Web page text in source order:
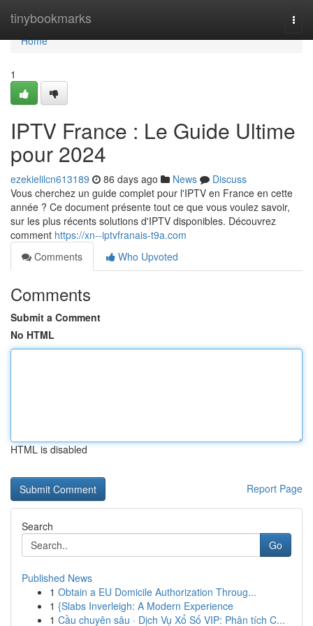
tinybookmarks
Home
Home
1
IPTV France : Le Guide Ultime
pour 2024
ezekielilcn613189 86 days ago News
Discuss
Vous cherchez un guide complet pour l'IPTV en France en cette
année ? Ce document présente tout ce que vous voulez savoir,
sur les plus récents solutions d'IPTV disponibles. Découvrez
comment https://xn--iptvfranais-t9a.com
Comments
Who Upvoted
Comments
Submit a Comment
No HTML
HTML is disabled
Report Page
Search
Go
Published News
1 Obtain a EU Domicile Authorization Throug...
1 {Slabs Inverleigh: A Modern Experience
1 Cầu chuyên sâu · Dịch Vụ Xổ Số VIP: Phân tích C...